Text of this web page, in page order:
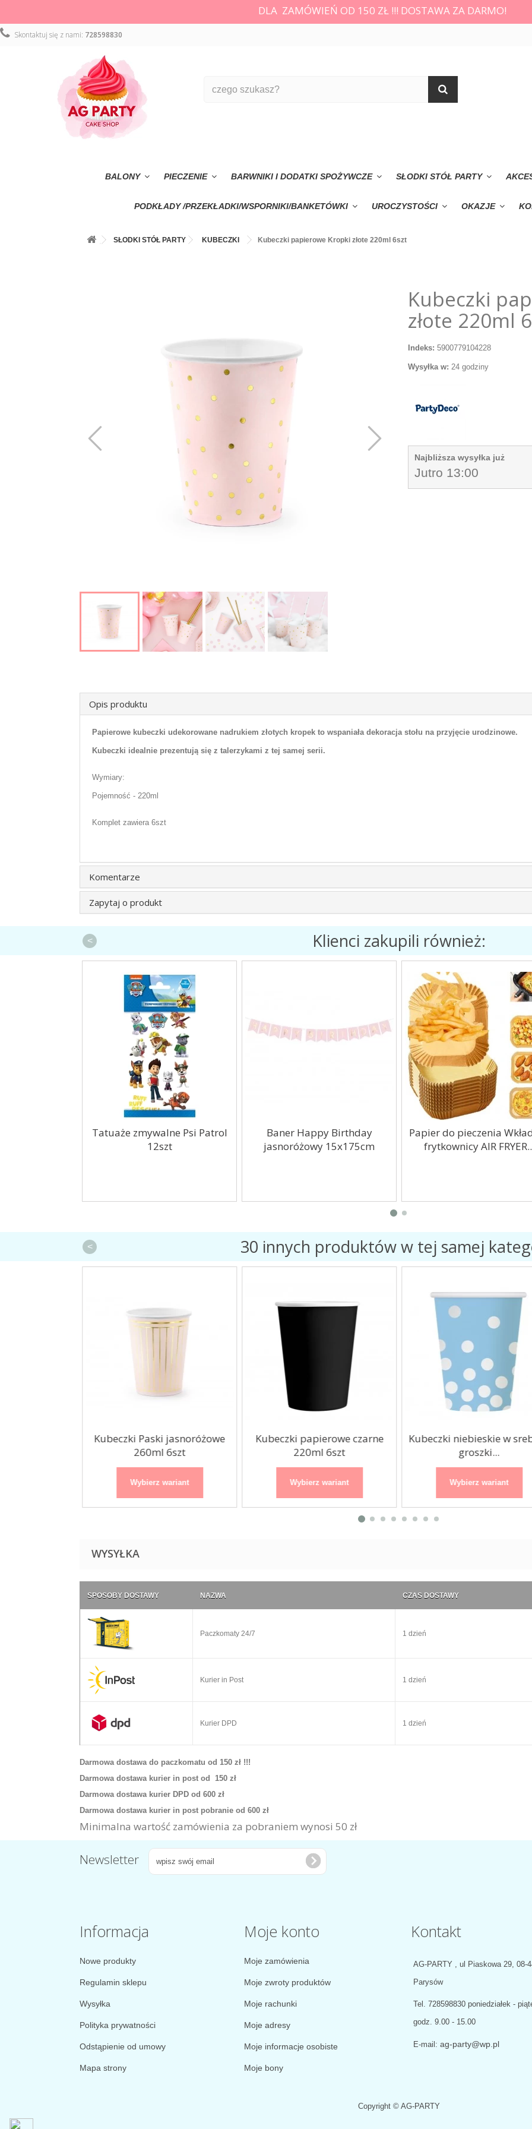
DLA ZAMÓWIEŃ OD 150 ZŁ !!! DOSTAWA ZA DARMO!
Skontaktuj się z nami: 728598830
BALONY PIECZENIE BARWNIKI I DODATKI SPOŻYWCZE SŁODKI STÓŁ PARTY
PODKŁADY /PRZEKŁADKI/WSPORNIKI/BANKETÓWKI UROCZYSTOŚCI OKAZJE
SŁODKI STÓŁ PARTY KUBECZKI Kubeczki papierowe Kropki złote 220ml 6szt
Kubeczki
złote 220ml
Indeks: 5900779104228
Wysyłka w: 24 godziny
Najbliższa wysyłka już
Jutro 13:00
Opis produktu
Papierowe kubeczki udekorowane nadrukiem złotych kropek to wspaniała dekoracja stołu na przyjęcie urodzinowe.
Kubeczki idealnie prezentują się z talerzykami z tej samej serii.
Wymiary:
Pojemność - 220ml
Komplet zawiera 6szt
Komentarze
Zapytaj o produkt
Klienci zakupili również:
Tatuaże zmywalne Psi Patrol
12szt
Baner Happy Birthday
jasnoróżowy 15x175cm
Papier do pieczenia
frytkownicy AIR
<
30 innych produktów w tej samej
Kubeczki Paski jasnoróżowe
260ml 6szt
Wybierz wariant
Kubeczki papierowe czarne
220ml 6szt
Wybierz wariant
Kubeczki niebieskie w
groszki...
Wybierz wariant
<
WYSYŁKA
SPOSOBY DOSTAWY NAZWA CZAS DOSTAWY
Paczkomaty 24/7 1 dzień
Kurier in Post 1 dzień
Kurier DPD 1 dzień
Darmowa dostawa do paczkomatu od 150 zł !!!
Darmowa dostawa kurier in post od 150 zł
Darmowa dostawa kurier DPD od 600 zł
Darmowa dostawa kurier in post pobranie od 600 zł
Minimalna wartość zamówienia za pobraniem wynosi 50 zł
Newsletter
Informacja
Nowe produkty
Regulamin sklepu
Wysyłka
Polityka prywatności
Odstąpienie od umowy
Mapa strony
Moje konto
Moje zamówienia
Moje zwroty produktów
Moje rachunki
Moje adresy
Moje informacje osobiste
Moje bony
Kontakt
AG-PARTY , ul Piaskowa 29, 08-
Parysów
Tel. 728598830 poniedziałek -
godz. 9.00 - 15.00
E-mail: ag-party@wp.pl
Copyright © AG-PARTY